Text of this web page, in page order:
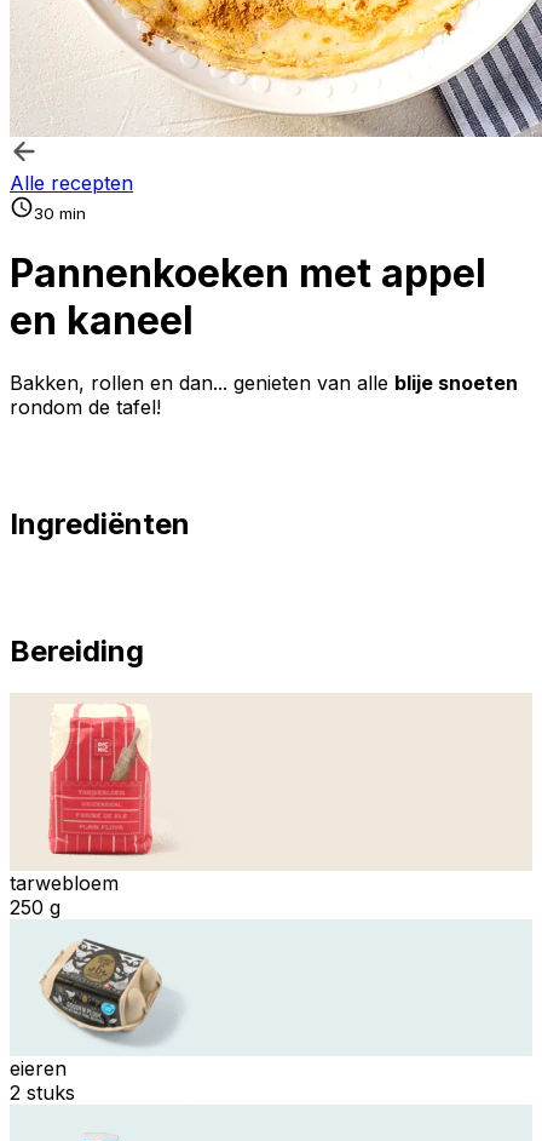
Alle recepten
30 min
Pannenkoeken met appel
en kaneel
Bakken, rollen en dan... genieten van alle blije snoeten
rondom de tafel!
Ingrediënten
Bereiding
tarwebloem
250 g
eieren
2 stuks